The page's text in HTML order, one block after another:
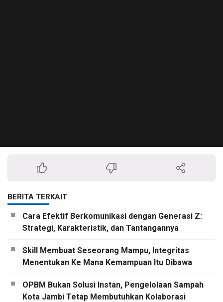
BERITA TERKAIT
Cara Efektif Berkomunikasi dengan Generasi Z:
Strategi, Karakteristik, dan Tantangannya
Skill Membuat Seseorang Mampu, Integritas
Menentukan Ke Mana Kemampuan Itu Dibawa
OPBM Bukan Solusi Instan, Pengelolaan Sampah
Kota Jambi Tetap Membutuhkan Kolaborasi